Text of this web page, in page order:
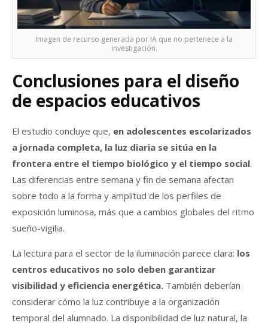
Imagen de recurso generada por IA que no pertenece a la
investigación.
Conclusiones para el diseño
de espacios educativos
El estudio concluye que, en adolescentes escolarizados
a jornada completa, la luz diaria se sitúa en la
frontera entre el tiempo biológico y el tiempo social.
Las diferencias entre semana y fin de semana afectan
sobre todo a la forma y amplitud de los perfiles de
exposición luminosa, más que a cambios globales del ritmo
sueño-vigilia.
La lectura para el sector de la iluminación parece clara: los
centros educativos no solo deben garantizar
visibilidad y eficiencia energética. También deberían
considerar cómo la luz contribuye a la organización
temporal del alumnado. La disponibilidad de luz natural, la